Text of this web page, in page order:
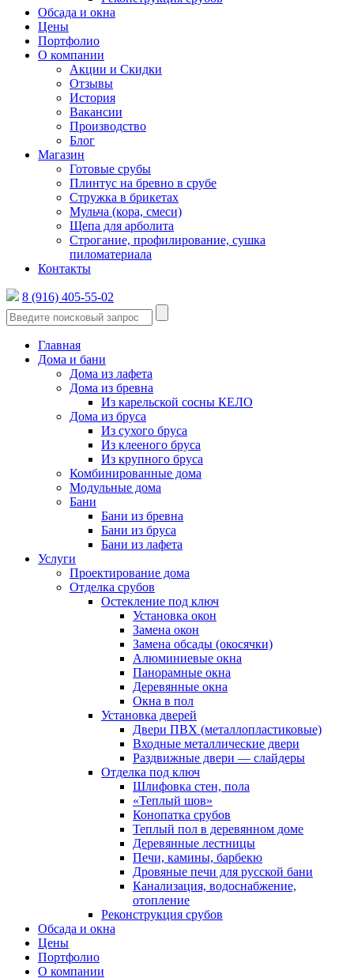
Обсада и окна
Цены
Портфолио
О компании
Акции и Скидки
Отзывы
История
Вакансии
Производство
Блог
Магазин
Готовые срубы
Плинтус на бревно в срубе
Стружка в брикетах
Мульча (кора, смеси)
Щепа для арболита
Строгание, профилирование, сушка
пиломатериала
Контакты
8 (916) 405-55-02
Главная
Дома и бани
Дома из лафета
Дома из бревна
Из карельской сосны КЕЛО
Дома из бруса
Из сухого бруса
Из клееного бруса
Из крупного бруса
Комбинированные дома
Модульные дома
Бани
Бани из бревна
Бани из бруса
Бани из лафета
Услуги
Проектирование дома
Отделка срубов
Остекление под ключ
Установка окон
Замена окон
Замена обсады (окосячки)
Алюминиевые окна
Панорамные окна
Деревянные окна
Окна в пол
Установка дверей
Двери ПВХ (металлопластиковые)
Входные металлические двери
Раздвижные двери — слайдеры
Отделка под ключ
Шлифовка стен, пола
«Теплый шов»
Конопатка срубов
Теплый пол в деревянном доме
Деревянные лестницы
Печи, камины, барбекю
Дровяные печи для русской бани
Канализация, водоснабжение,
отопление
Реконструкция срубов
Обсада и окна
Цены
Портфолио
О компании